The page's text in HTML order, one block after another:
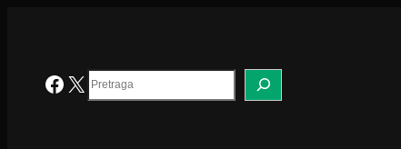
Facebook
X Search